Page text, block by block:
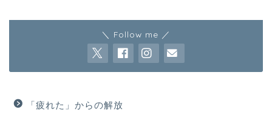
＼ Follow me ／
「疲れた」からの解放